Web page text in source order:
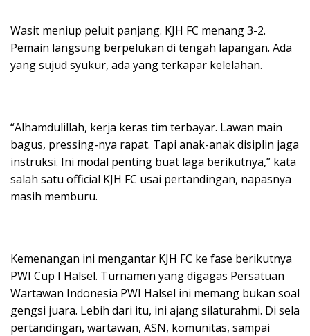
Wasit meniup peluit panjang. KJH FC menang 3-2.
Pemain langsung berpelukan di tengah lapangan. Ada
yang sujud syukur, ada yang terkapar kelelahan.
“Alhamdulillah, kerja keras tim terbayar. Lawan main
bagus, pressing-nya rapat. Tapi anak-anak disiplin jaga
instruksi. Ini modal penting buat laga berikutnya,” kata
salah satu official KJH FC usai pertandingan, napasnya
masih memburu.
Kemenangan ini mengantar KJH FC ke fase berikutnya
PWI Cup I Halsel. Turnamen yang digagas Persatuan
Wartawan Indonesia PWI Halsel ini memang bukan soal
gengsi juara. Lebih dari itu, ini ajang silaturahmi. Di sela
pertandingan, wartawan, ASN, komunitas, sampai